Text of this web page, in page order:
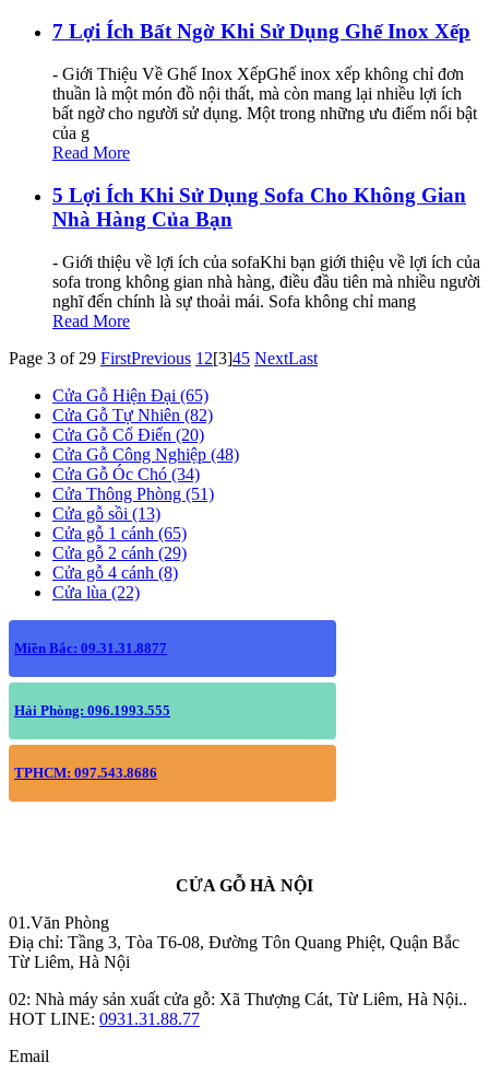
7 Lợi Ích Bất Ngờ Khi Sử Dụng Ghế Inox Xếp
- Giới Thiệu Về Ghế Inox XếpGhế inox xếp không chỉ đơn
thuần là một món đồ nội thất, mà còn mang lại nhiều lợi ích
bất ngờ cho người sử dụng. Một trong những ưu điểm nổi bật
của g
Read More
5 Lợi Ích Khi Sử Dụng Sofa Cho Không Gian
Nhà Hàng Của Bạn
- Giới thiệu về lợi ích của sofaKhi bạn giới thiệu về lợi ích của
sofa trong không gian nhà hàng, điều đầu tiên mà nhiều người
nghĩ đến chính là sự thoải mái. Sofa không chỉ mang
Read More
Page 3 of 29 FirstPrevious 1 2[3]45 NextLast
Cửa Gỗ Hiện Đại (65)
Cửa Gỗ Tự Nhiên (82)
Cửa Gỗ Cổ Điển (20)
Cửa Gỗ Công Nghiệp (48)
Cửa Gỗ Óc Chó (34)
Cửa Thông Phòng (51)
Cửa gỗ sồi (13)
Cửa gỗ 1 cánh (65)
Cửa gỗ 2 cánh (29)
Cửa gỗ 4 cánh (8)
Cửa lùa (22)
Miền Bắc: 09.31.31.8877
Hải Phòng: 096.1993.555
TPHCM: 097.543.8686
CỬA GỖ HÀ NỘI
01.Văn Phòng
Điạ chỉ: Tầng 3, Tòa T6-08, Đường Tôn Quang Phiệt, Quận Bắc
Từ Liêm, Hà Nội
02: Nhà máy sản xuất cửa gỗ: Xã Thượng Cát, Từ Liêm, Hà Nội..
HOT LINE: 0931.31.88.77
Email